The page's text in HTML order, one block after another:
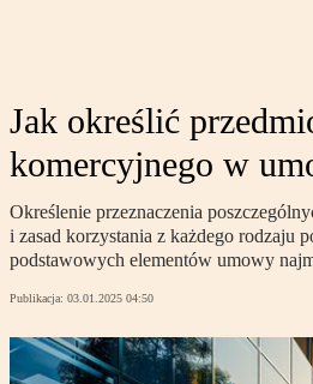
Jak określić
komercyjnego w
Określenie przeznaczenia
i zasad korzystania z każdego rodzaju
podstawowych elementów umowy
Publikacja: 03.01.2025 04:50